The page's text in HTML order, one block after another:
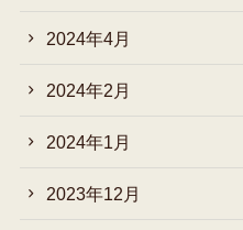
2024年4月
2024年2月
2024年1月
2023年12月